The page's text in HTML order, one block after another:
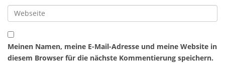
Meinen Namen, meine E-Mail-Adresse und meine Website in
diesem Browser für die nächste Kommentierung speichern.